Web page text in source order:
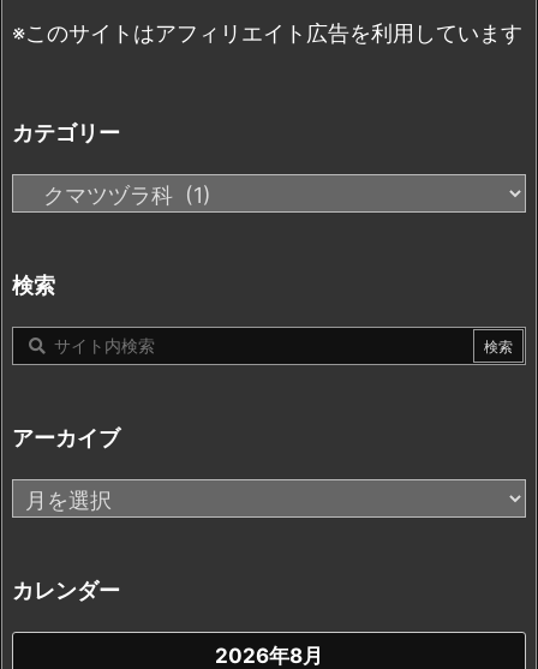
※このサイトはアフィリエイト広告を利用しています
カテゴリー
テ
リ
ー
検索
アーカイブ
ア
ー
イ
ブ
カレンダー
2026年8月